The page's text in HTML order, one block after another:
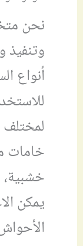
نحن
أنواع
خامات
يمكن